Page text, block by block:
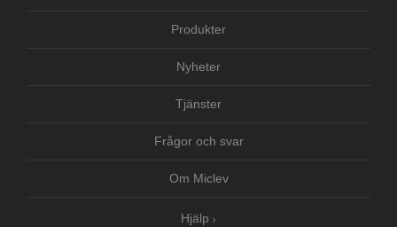
Produkter
Nyheter
Tjänster
Frågor och svar
Om Miclev
Hjälp